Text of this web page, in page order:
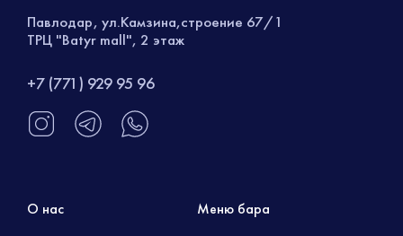
Павлодар, ул.Камзина,строение 67/1
ТРЦ "Batyr mall", 2 этаж
+7 (771) 929 95 96
О нас
Меню бара